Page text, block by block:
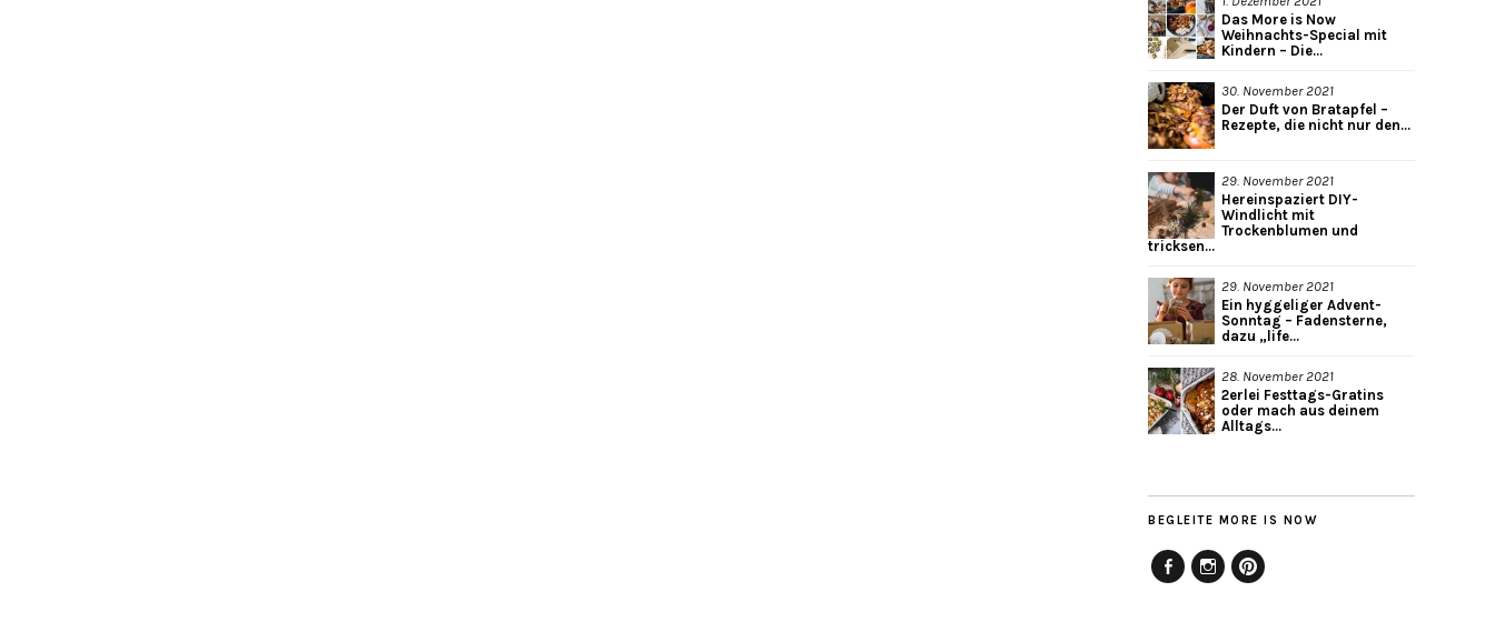
Das More is Now
Weihnachts-Special mit
Kindern – Die...
30. November 2021
Der Duft von Bratapfel –
Rezepte, die nicht nur den...
29. November 2021
Hereinspaziert DIY-
Windlicht mit
Trockenblumen und
tricksen...
29. November 2021
Ein hyggeliger Advent-
Sonntag – Fadensterne,
dazu „life...
28. November 2021
2erlei Festtags-Gratins
oder mach aus deinem
Alltags...
BEGLEITE MORE IS NOW